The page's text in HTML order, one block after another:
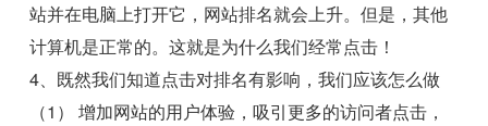
站并在电脑上打开它，网站排名就会上升。但是，其他
计算机是正常的。这就是为什么我们经常点击！
4、既然我们知道点击对排名有影响，我们应该怎么做
（1） 增加网站的用户体验，吸引更多的访问者点击，